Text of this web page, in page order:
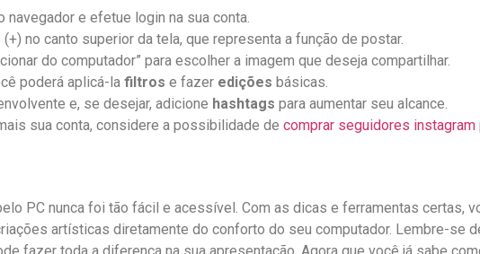
e efetue login ⁤na sua conta.
no ‍canto superior da tela, que representa a função de postar.
do computador” para escolher a imagem que deseja compartilhar.
poderá aplicá-la filtros e fazer edições básicas.
e, se desejar, adicione hashtags para aumentar ⁣seu alcance.
sua conta, considere a possibilidade de comprar seguidores instagram
PC nunca foi tão fácil e acessível. Com‍ as dicas ⁣e ferramentas certas,
artísticas diretamente⁤ do conforto ⁣do seu computador. Lembre-se